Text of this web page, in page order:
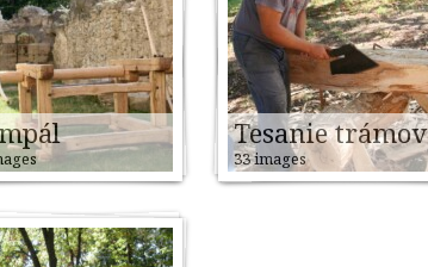
Tesanie trámov
33 images